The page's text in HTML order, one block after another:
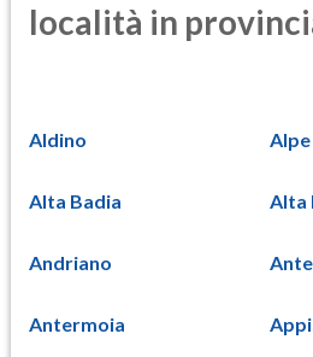
località in
Aldino Alpe
Alta Badia Alta
Andriano
Antermoia